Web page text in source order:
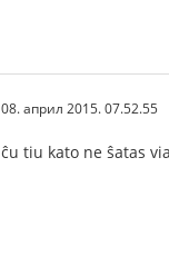
08. април 2015. 07.52.55
ĉu tiu kato ne ŝatas